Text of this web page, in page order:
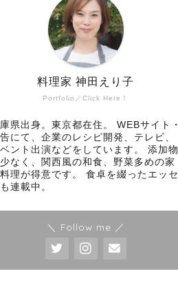
Portfolio／Click Here！
料理家 神田えり子
県出身。東京都在住。 WEBサイト・
にて、企業のレシピ開発、テレビ、
ント出演などをしています。 添加物
なく、関西風の和食、野菜多めの家
理が得意です。 食卓を綴ったエッセ
連載中。
＼ Follow me ／